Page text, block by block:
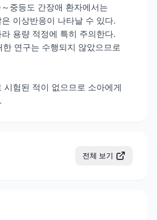
중등도 간장애 환자에서는
이상반응이 나타날 수 있다.
용량 적정에 특히 주의한다.
연구는 수행되지 않았으므로
시험된 적이 없으므로 소아에게
전체 보기